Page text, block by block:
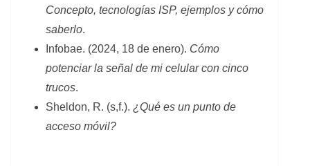
Concepto, tecnologías ISP, ejemplos y cómo
saberlo.
Infobae. (2024, 18 de enero). Cómo
potenciar la señal de mi celular con cinco
trucos.
Sheldon, R. (s,f.). ¿Qué es un punto de
acceso móvil?